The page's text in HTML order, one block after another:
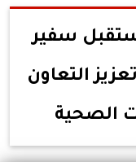
يستقبل سفير
التعاون
الصحية